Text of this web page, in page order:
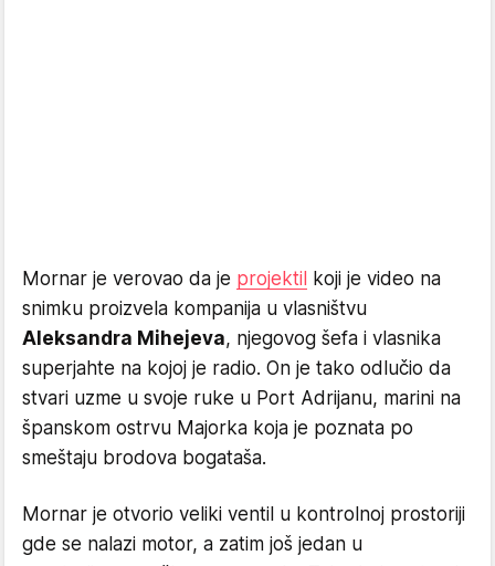
Mornar je verovao da je projektil
koji je video na
snimku proizvela kompanija u vlasništvu
Aleksandra Mihejeva, njegovog šefa i vlasnika
superjahte na kojoj je radio. On je tako odlučio da
stvari uzme u svoje ruke u Port Adrijanu, marini na
španskom ostrvu Majorka koja je poznata po
smeštaju brodova bogataša.
Mornar je otvorio veliki ventil u kontrolnoj prostoriji
gde se nalazi motor, a zatim još jedan u